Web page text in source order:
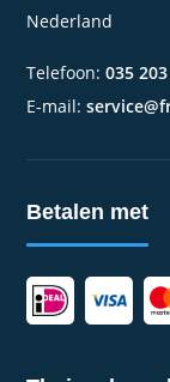
Nederland
Telefoon:035
E-mail:
Betalen met